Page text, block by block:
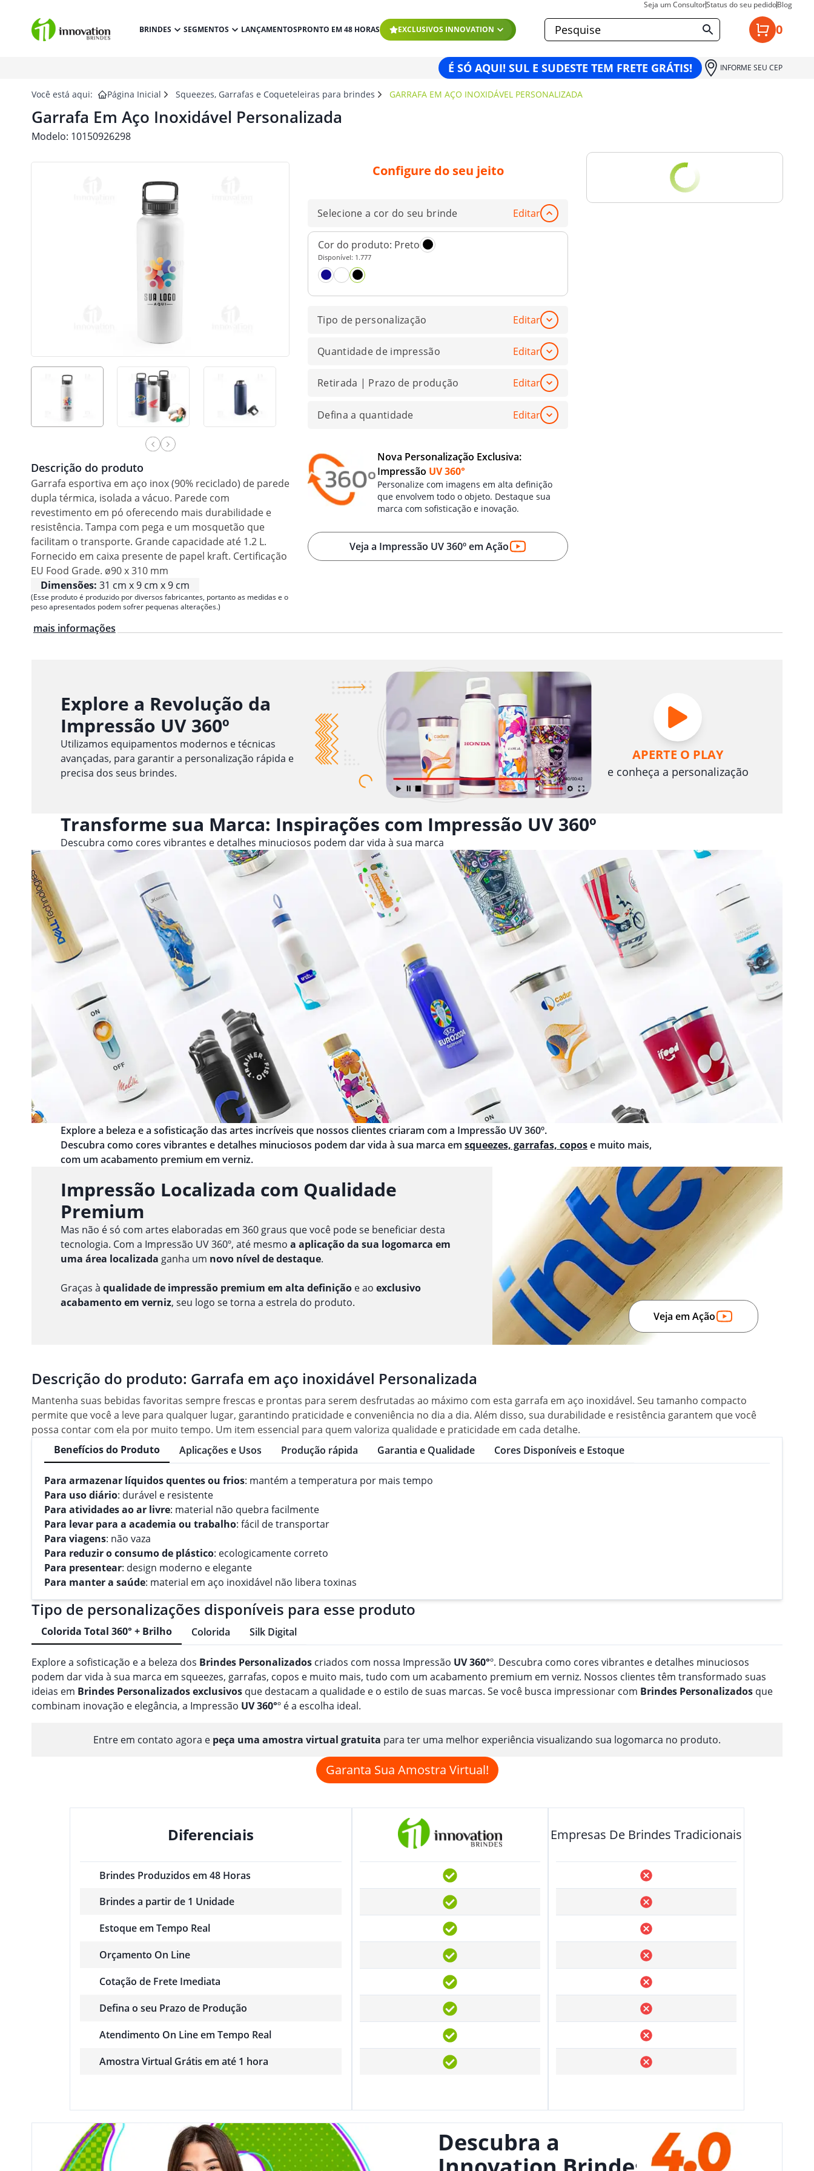
Seja um ConsultorStatus do seu pedidoBlog
BRINDES SEGMENTOS LANÇAMENTOSPRONTO EM 48 HORAS EXCLUSIVOS INNOVATION 0
É SÓ AQUI! SUL E SUDESTE TEM FRETE GRÁTIS! INFORME SEU CEP
Você está aqui: Página Inicial Squeezes, Garrafas e Coqueteleiras para brindes GARRAFA EM AÇO INOXIDÁVEL PERSONALIZADA
Garrafa Em Aço Inoxidável Personalizada
Modelo: 10150926298
Descrição do produto
Garrafa esportiva em aço inox (90% reciclado) de parede
dupla térmica, isolada a vácuo. Parede com
revestimento em pó oferecendo mais durabilidade e
resistência. Tampa com pega e um mosquetão que
facilitam o transporte. Grande capacidade até 1.2 L.
Fornecido em caixa presente de papel kraft. Certificação
EU Food Grade. ø90 x 310 mm
Dimensões: 31 cm x 9 cm x 9 cm
(Esse produto é produzido por diversos fabricantes, portanto as medidas e o
peso apresentados podem sofrer pequenas alterações.)
Configure do seu jeito
Selecione a cor do seu brinde Editar
Cor do produto: Preto
Disponível: 1.777
Tipo de personalização Editar
Quantidade de impressão Editar
Retirada | Prazo de produção Editar
Defina a quantidade Editar
Nova Personalização Exclusiva:
Impressão UV 360°
Personalize com imagens em alta definição
que envolvem todo o objeto. Destaque sua
marca com sofisticação e inovação.
Veja a Impressão UV 360º em Ação
mais informações
Explore a Revolução da
Impressão UV 360º
Utilizamos equipamentos modernos e técnicas
avançadas, para garantir a personalização rápida e
precisa dos seus brindes.
APERTE O PLAY
e conheça a personalização
Transforme sua Marca: Inspirações com Impressão UV 360º
Descubra como cores vibrantes e detalhes minuciosos podem dar vida à sua marca
Explore a beleza e a sofisticação das artes incríveis que nossos clientes criaram com a Impressão UV 360º.
Descubra como cores vibrantes e detalhes minuciosos podem dar vida à sua marca em squeezes, garrafas, copose muito mais,
com um acabamento premium em verniz.
Impressão Localizada com Qualidade
Premium
Mas não é só com artes elaboradas em 360 graus que você pode se beneficiar desta
tecnologia. Com a Impressão UV 360º, até mesmo a aplicação da sua logomarca em
uma área localizada ganha um novo nível de destaque.
Graças à qualidade de impressão premium em alta definição e ao exclusivo
acabamento em verniz, seu logo se torna a estrela do produto.
Veja em Ação
Descrição do produto: Garrafa em aço inoxidável Personalizada
Mantenha suas bebidas favoritas sempre frescas e prontas para serem desfrutadas ao máximo com esta garrafa em aço inoxidável. Seu tamanho compacto
permite que você a leve para qualquer lugar, garantindo praticidade e conveniência no dia a dia. Além disso, sua durabilidade e resistência garantem que você
possa contar com ela por muito tempo. Um item essencial para quem valoriza qualidade e praticidade em cada detalhe.
Benefícios do Produto
Aplicações e Usos Produção rápida Garantia e Qualidade Cores Disponíveis e Estoque
Para armazenar líquidos quentes ou frios: mantém a temperatura por mais tempo
Para uso diário: durável e resistente
Para atividades ao ar livre: material não quebra facilmente
Para levar para a academia ou trabalho: fácil de transportar
Para viagens: não vaza
Para reduzir o consumo de plástico: ecologicamente correto
Para presentear: design moderno e elegante
Para manter a saúde: material em aço inoxidável não libera toxinas
Tipo de personalizações disponíveis para esse produto
Colorida Total 360° + Brilho Colorida Silk Digital
Explore a sofisticação e a beleza dos Brindes Personalizados criados com nossa Impressão UV 360°º. Descubra como cores vibrantes e detalhes minuciosos
podem dar vida à sua marca em squeezes, garrafas, copos e muito mais, tudo com um acabamento premium em verniz. Nossos clientes têm transformado suas
ideias em Brindes Personalizadosexclusivos que destacam a qualidade e o estilo de suas marcas. Se você busca impressionar com Brindes Personalizados que
combinam inovação e elegância, a Impressão UV 360°º é a escolha ideal.
Entre em contato agora e peça uma amostra virtual gratuita para ter uma melhor experiência visualizando sua logomarca no produto.
Garanta Sua Amostra Virtual!
Diferenciais
Brindes Produzidos em 48 Horas
Brindes a partir de 1 Unidade
Estoque em Tempo Real
Orçamento On Line
Cotação de Frete Imediata
Defina o seu Prazo de Produção
Atendimento On Line em Tempo Real
Amostra Virtual Grátis em até 1 hora
Empresas De Brindes Tradicionais
Descubra a